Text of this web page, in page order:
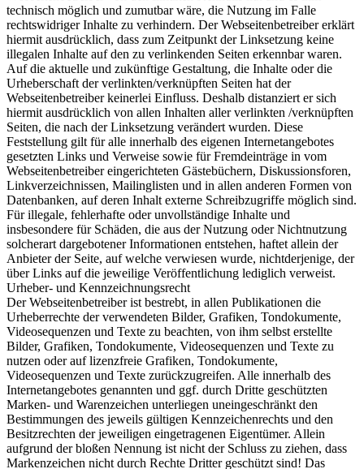
technisch möglich und zumutbar wäre, die Nutzung im Falle
rechtswidriger Inhalte zu verhindern. Der Webseitenbetreiber erklärt
hiermit ausdrücklich, dass zum Zeitpunkt der Linksetzung keine
illegalen Inhalte auf den zu verlinkenden Seiten erkennbar waren.
Auf die aktuelle und zukünftige Gestaltung, die Inhalte oder die
Urheberschaft der verlinkten/verknüpften Seiten hat der
Webseitenbetreiber keinerlei Einfluss. Deshalb distanziert er sich
hiermit ausdrücklich von allen Inhalten aller verlinkten /verknüpften
Seiten, die nach der Linksetzung verändert wurden. Diese
Feststellung gilt für alle innerhalb des eigenen Internetangebotes
gesetzten Links und Verweise sowie für Fremdeinträge in vom
Webseitenbetreiber eingerichteten Gästebüchern, Diskussionsforen,
Linkverzeichnissen, Mailinglisten und in allen anderen Formen von
Datenbanken, auf deren Inhalt externe Schreibzugriffe möglich sind.
Für illegale, fehlerhafte oder unvollständige Inhalte und
insbesondere für Schäden, die aus der Nutzung oder Nichtnutzung
solcherart dargebotener Informationen entstehen, haftet allein der
Anbieter der Seite, auf welche verwiesen wurde, nichtderjenige, der
über Links auf die jeweilige Veröffentlichung lediglich verweist.
Urheber- und Kennzeichnungsrecht
Der Webseitenbetreiber ist bestrebt, in allen Publikationen die
Urheberrechte der verwendeten Bilder, Grafiken, Tondokumente,
Videosequenzen und Texte zu beachten, von ihm selbst erstellte
Bilder, Grafiken, Tondokumente, Videosequenzen und Texte zu
nutzen oder auf lizenzfreie Grafiken, Tondokumente,
Videosequenzen und Texte zurückzugreifen. Alle innerhalb des
Internetangebotes genannten und ggf. durch Dritte geschützten
Marken- und Warenzeichen unterliegen uneingeschränkt den
Bestimmungen des jeweils gültigen Kennzeichenrechts und den
Besitzrechten der jeweiligen eingetragenen Eigentümer. Allein
aufgrund der bloßen Nennung ist nicht der Schluss zu ziehen, dass
Markenzeichen nicht durch Rechte Dritter geschützt sind! Das